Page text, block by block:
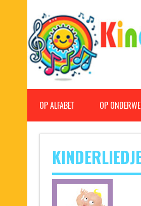
Kinderliedjes
OP ALFABET OP